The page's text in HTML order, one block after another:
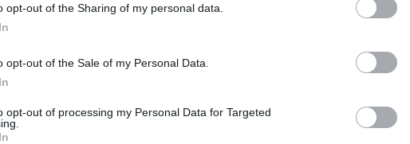
opt-out of the Sharing of my personal data.
opt-out of the Sale of my Personal Data.
opt-out of processing my Personal Data for Targeted